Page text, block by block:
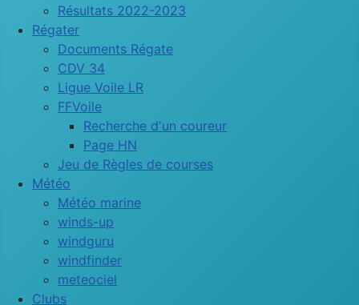
Résultats 2022-2023
Régater
Documents Régate
CDV 34
Ligue Voile LR
FFVoile
Recherche d'un coureur
Page HN
Jeu de Règles de courses
Météo
Météo marine
winds-up
windguru
windfinder
meteociel
Clubs